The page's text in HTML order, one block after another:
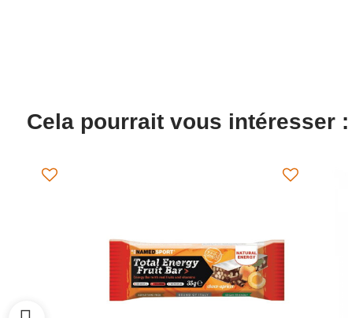
Cela pourrait vous intéresser :